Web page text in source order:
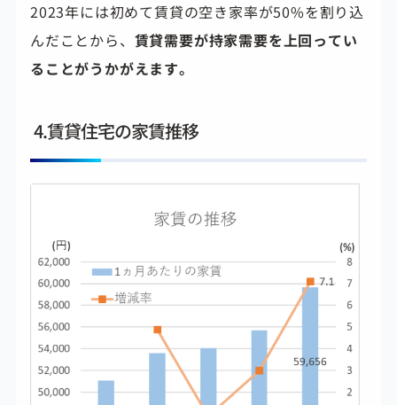
2023年には初めて賃貸の空き家率が50%を割り込
んだことから、 賃貸需要が持家需要を上回ってい
ることがうかがえます。
4.賃貸住宅の家賃推移